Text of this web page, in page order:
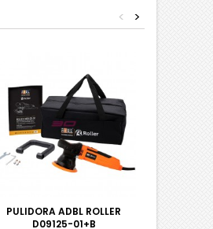
>
<
PULIDORA ADBL ROLLER
D09125-01+B